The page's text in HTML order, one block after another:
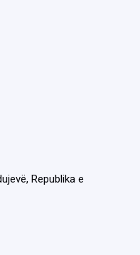
Republika e